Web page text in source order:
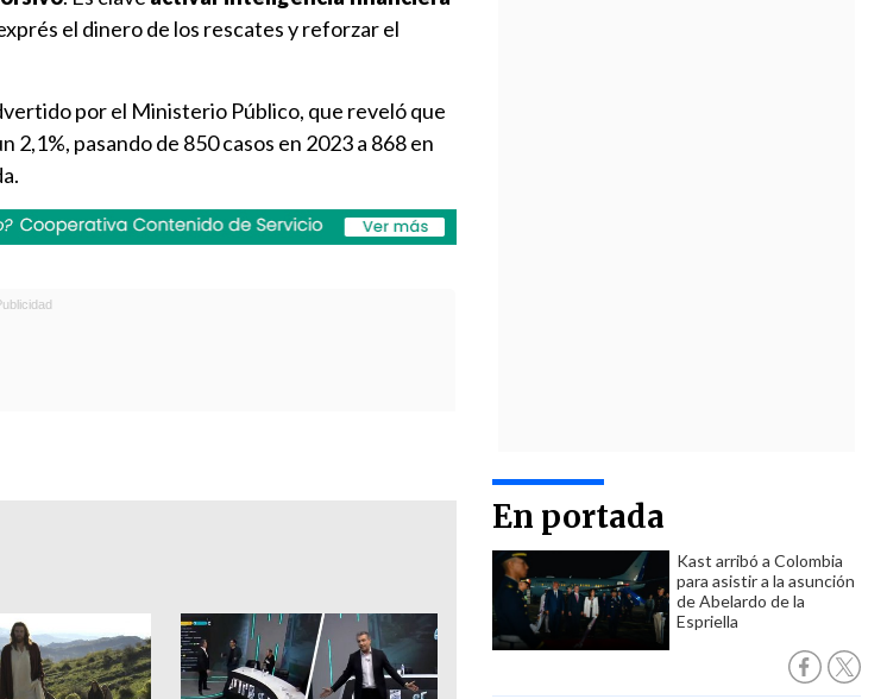
En portada
Kast arribó a Colombia
para asistir a la asunción
de Abelardo de la
Espriella
el dinero de los rescates y reforzar el
por el Ministerio Público, que reveló que
pasando de 850 casos en 2023 a 868 en